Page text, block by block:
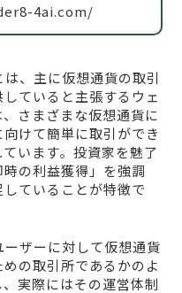
4ai.com/
、主に仮想通貨の取引
ていると主張するウェ
さまざまな仮想通貨に
けて簡単に取引ができ
います。投資家を魅了
の利益獲得」を強調
ていることが特徴で
ザーに対して仮想通貨
の取引所であるかのよ
実際にはその運営体制